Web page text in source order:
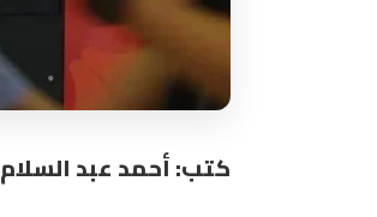
كتب: أحمد عبد السلام